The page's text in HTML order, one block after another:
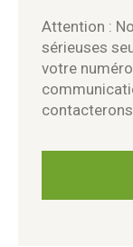
Attention :
sérieuses
votre